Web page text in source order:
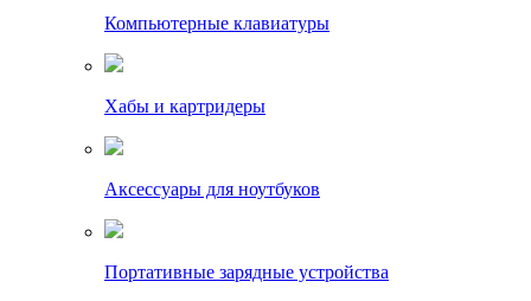
Компьютерные клавиатуры
Хабы и картридеры
Аксессуары для ноутбуков
Портативные зарядные устройства